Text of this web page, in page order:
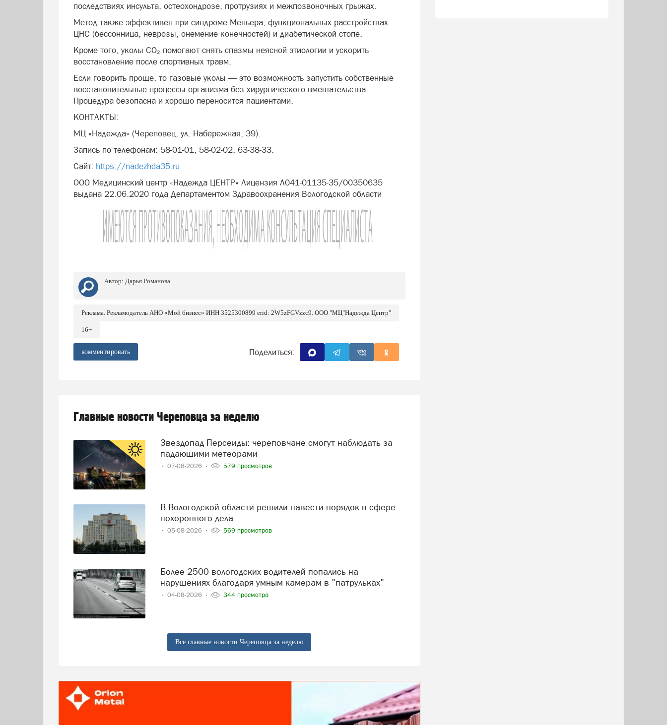
последствиях инсульта, остеохондрозе, протрузиях и межпозвоночных грыжах.
Метод также эффективен при синдроме Меньера, функциональных расстройствах
ЦНС (бессонница, неврозы, онемение конечностей) и диабетической стопе.
Кроме того, уколы CO₂ помогают снять спазмы неясной этиологии и ускорить
восстановление после спортивных травм.
Если говорить проще, то газовые уколы — это возможность запустить собственные
восстановительные процессы организма без хирургического вмешательства.
Процедура безопасна и хорошо переносится пациентами.
КОНТАКТЫ:
МЦ «Надежда» (Череповец, ул. Набережная, 39).
Запись по телефонам: 58-01-01, 58-02-02, 63-38-33.
Сайт: https://nadezhda35.ru
ООО Медицинский центр «Надежда ЦЕНТР» Лицензия Л041-01135-35/00350635
выдана 22.06.2020 года Департаментом Здравоохранения Вологодской области
Автор: Дарья Романова
Реклама. Рекламодатель АНО «Мой бизнес» ИНН 3525300899 erid: 2W5zFGVzzc9. ООО "МЦ"Надежда Центр"
16+
комментировать Поделиться:
Главные новости Череповца за неделю
Звездопад Персеиды: череповчане смогут наблюдать за
падающими метеорами
07-08-2026 579 просмотров
В Вологодской области решили навести порядок в сфере
похоронного дела
05-08-2026 569 просмотров
Более 2500 вологодских водителей попались на
нарушениях благодаря умным камерам в "патрульках"
04-08-2026 344 просмотра
Все главные новости Череповца за неделю